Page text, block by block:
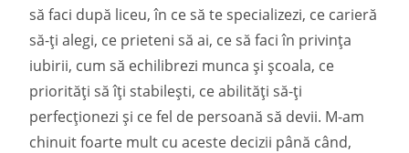
să faci după liceu, în ce să te specializezi, ce carieră
să-ți alegi, ce prieteni să ai, ce să faci în privința
iubirii, cum să echilibrezi munca și școala, ce
priorități să îți stabilești, ce abilități să-ți
perfecționezi și ce fel de persoană să devii. M-am
chinuit foarte mult cu aceste decizii până când,